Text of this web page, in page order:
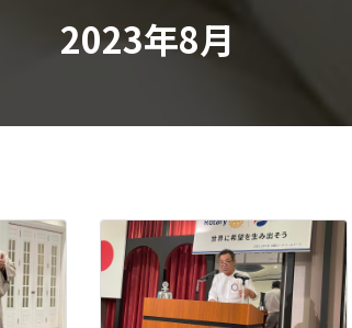
2023年8月